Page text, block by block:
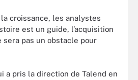
croissance, les analystes
est un guide, l’acquisition
sera pas un obstacle pour
a pris la direction de Talend en